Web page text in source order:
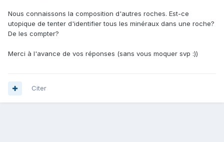
Nous connaissons la composition d'autres roches. Est-ce
utopique de tenter d'identifier tous les minéraux dans une roche?
De les compter?
Merci à l'avance de vos réponses (sans vous moquer svp :))
Citer